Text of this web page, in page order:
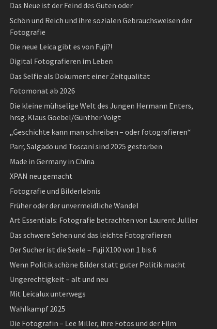
Das Neue ist der Feind des Guten oder
Schön und Reich und ihre sozialen Gebrauchsweisen der
Fotografie
Die neue Leica gibt es von Fuji?!
Digital Fotografieren im Leben
Das Selfie als Dokument einer Zeitqualität
Fotomonat ab 2026
Die kleine mühselige Welt des Jungen Hermann Enters,
hrsg. Klaus Goebel/Günther Voigt
„Geschichte kann man schreiben – oder fotografieren“
Parr, Salgado und Toscani sind 2025 gestorben
Made in Germany in China
XPAN neu gemacht
Fotografie und Bilderlebnis
Früher oder der unvermeidliche Wandel
Art Essentials: Fotografie betrachten von Laurent Jullier
Das schwere Sehen und das leichte Fotografieren
Der Sucher ist die Seele – Fuji X100 von 1 bis 6
Wenn Politik schöne Bilder statt guter Politik macht
Ungerechtigkeit – alt und neu
Mit Leicalux unterwegs
Wahlkampf 2025
Die Fotografin – Lee Miller, ihre Fotos und der Film